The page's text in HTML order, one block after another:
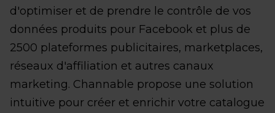
d'optimiser et de prendre le contrôle de vos
données produits pour Facebook et plus de
2500 plateformes publicitaires, marketplaces,
réseaux d'affiliation et autres canaux
marketing. Channable propose une solution
intuitive pour créer et enrichir votre catalogue